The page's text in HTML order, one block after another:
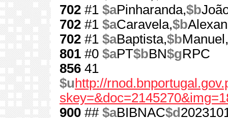
702 #1 $aPinharanda,$b
702 #1 $aCaravela,$b
702 #1 $aBaptista,$bManuel,
801 #0 $aPT$bBN$gRPC
856 41
$u http://
900 ## $aBIBNAC$d